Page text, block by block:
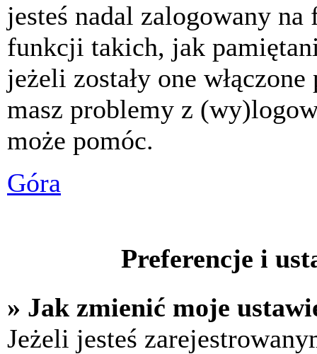
jesteś nadal zalogowany
funkcji takich, jak
jeżeli zostały one
masz problemy z
może pomóc.
Góra
Preferencje i
» Jak zmienić moje
Jeżeli jesteś